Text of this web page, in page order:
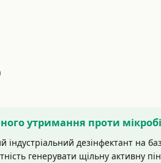
утримання проти
індустріальний дезінфектант на
генерувати щільну активну